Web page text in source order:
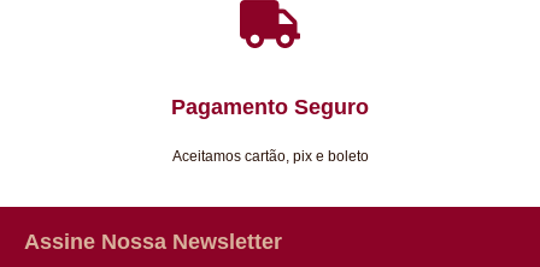
Pagamento Seguro
Aceitamos cartão, pix e boleto
Assine Nossa Newsletter